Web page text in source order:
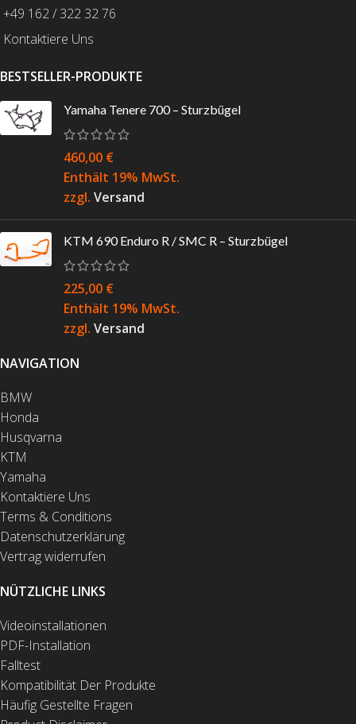
+49 162 / 322 32 76
Kontaktiere Uns
BESTSELLER-PRODUKTE
Yamaha Tenere 700 – Sturzbügel
460,00 €
Enthält 19% MwSt.
zzgl. Versand
KTM 690 Enduro R / SMC R – Sturzbügel
225,00 €
Enthält 19% MwSt.
zzgl. Versand
NAVIGATION
BMW
Honda
Husqvarna
KTM
Yamaha
Kontaktiere Uns
Terms & Conditions
Datenschutzerklärung
Vertrag widerrufen
NÜTZLICHE LINKS
Videoinstallationen
PDF-Installation
Falltest
Kompatibilität Der Produkte
Häufig Gestellte Fragen